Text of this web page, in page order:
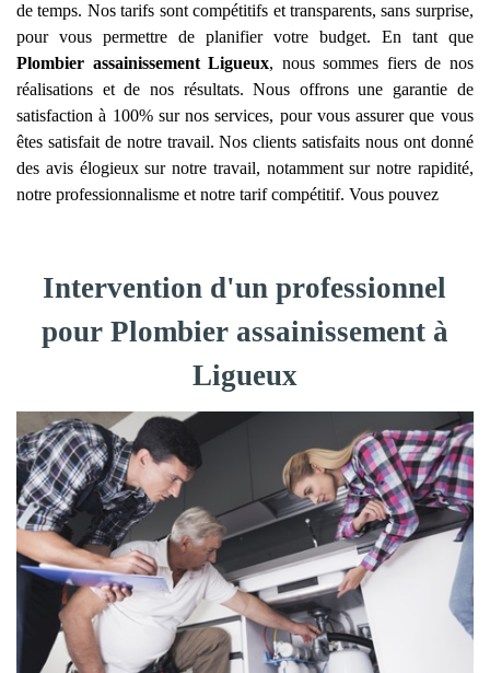
de temps. Nos tarifs sont compétitifs et transparents, sans surprise,
pour vous permettre de planifier votre budget. En tant que
Plombier assainissement Ligueux, nous sommes fiers de nos
réalisations et de nos résultats. Nous offrons une garantie de
satisfaction à 100% sur nos services, pour vous assurer que vous
êtes satisfait de notre travail. Nos clients satisfaits nous ont donné
des avis élogieux sur notre travail, notamment sur notre rapidité,
notre professionnalisme et notre tarif compétitif. Vous pouvez
Intervention d'un professionnel
pour Plombier assainissement à
Ligueux